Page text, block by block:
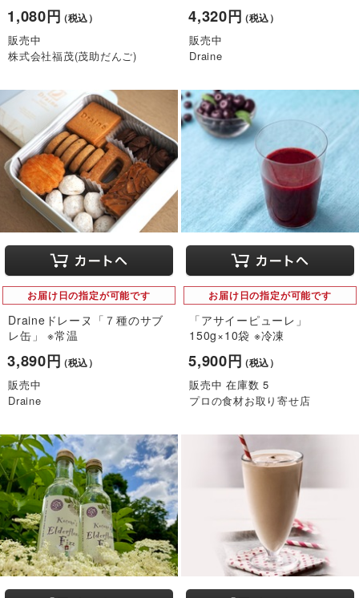
1,080円（税込）
販売中
株式会社福茂(茂助だんご)
4,320円（税込）
販売中
Draine
お届け日の指定が可能です
Draineドレーヌ「７種のサブ
レ缶」 ※常温
3,890円（税込）
販売中
Draine
お届け日の指定が可能です
「アサイーピューレ」
150g×10袋 ※冷凍
5,900円（税込）
販売中 在庫数 5
プロの食材お取り寄せ店